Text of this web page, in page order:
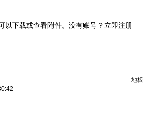
以下载或查看附件。没有账号？ 立即注册
地板